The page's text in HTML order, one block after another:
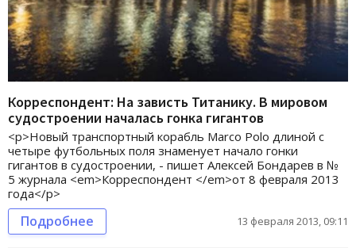
Корреспондент: На зависть Титанику. В мировом
судостроении началась гонка гигантов
<p>Новый транспортный корабль Marco Polo длиной с
четыре футбольных поля знаменует начало гонки
гигантов в судостроении, - пишет Алексей Бондарев в №
5 журнала <em>Корреспондент </em>от 8 февраля 2013
года</p>
Подробнее 13 февраля 2013, 09:11